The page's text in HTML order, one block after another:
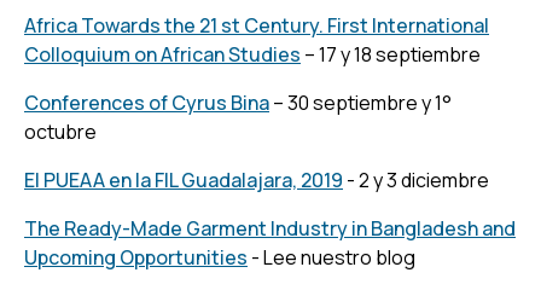
Africa Towards the 21 st Century. First International
Colloquium on African Studies – 17 y 18 septiembre
Conferences of Cyrus Bina– 30 septiembre y 1°
octubre
El PUEAA en la FIL Guadalajara, 2019 - 2 y 3 diciembre
The Ready-Made Garment Industry in Bangladesh and
Upcoming Opportunities - Lee nuestro blog